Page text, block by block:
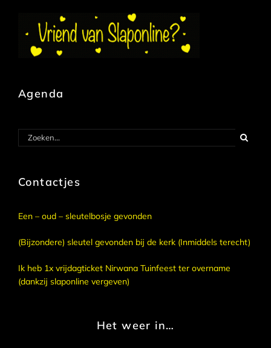
Agenda
Zoeken
naar:
Contactjes
Een – oud – sleutelbosje gevonden
(Bijzondere) sleutel gevonden bij de kerk (Inmiddels terecht)
Ik heb 1x vrijdagticket Nirwana Tuinfeest ter overname
(dankzij slaponline vergeven)
Het weer in…